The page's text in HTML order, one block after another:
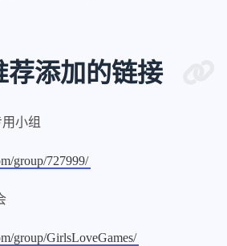
荐添加的链接
小组
group/727999/
group/GirlsLoveGames/